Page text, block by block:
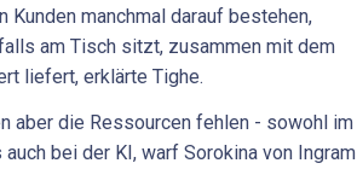
Kunden manchmal darauf bestehen,
am Tisch sitzt, zusammen mit dem
liefert, erklärte Tighe.
aber die Ressourcen fehlen - sowohl im
bei der KI, warf Sorokina von Ingram